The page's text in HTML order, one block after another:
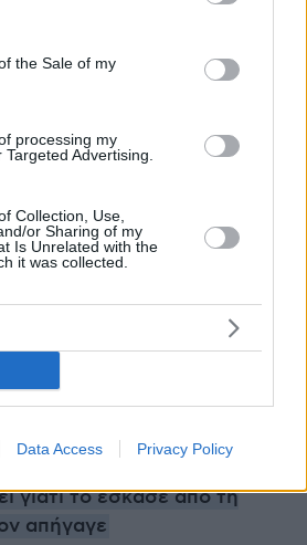
Google and its third-party tags to
specified purposes in below Google
the Sale of my
processing my
Advertising.
Collection, Use,
or Sharing of my
Is Unrelated with the
it was collected.
Data Access Privacy Policy
σπιτιού - «καβάτζας» και ο
κατά τη διερευνώμενη
γραμμάρια κοκαΐνης, ενώ
όφελος που
της ανέρχεται στο
Πράγα έψαχνε αίθουσα-
του - Τι έγραφε στο
το μακελειό
γιατί το έσκασε από τη
απήγαγε